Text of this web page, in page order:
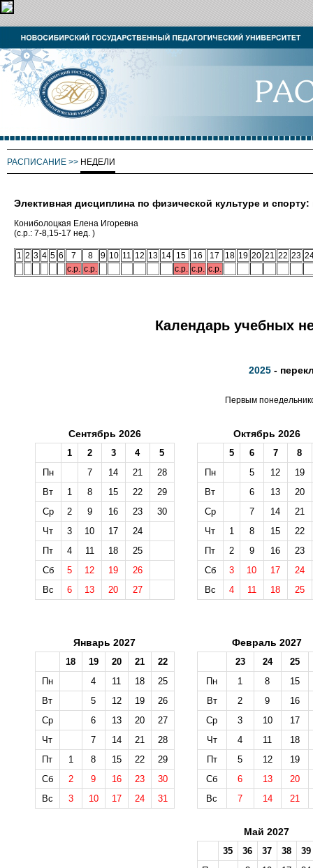
РАСПИСАНИЕ >> НЕДЕЛИ
Элективная дисциплина по физической культуре и
Кониболоцкая Елена Игоревна
(с.р.: 7-8,15-17 нед. )
1 2 3 4 5 6 7 8 9 10 11 12 13 14 15 16 17 18 19 20 21 22 23
с.р. с.р. с.р. с.р. с.р.
Календарь учебных
2025 -
Первым
Сентябрь 2026
1 2 3 4
5
Пн
7 14 21
28
Вт
1 8 15 22
29
Ср
2 9 16 23
30
Чт
3 10 17
24
Пт
4 11 18
25
Сб
5 12 19
26
Вс
6 13 20 27
Октябрь 2026
5 6 7
8
Пн
5 12
19
Вт
6 13
20
Ср
7 14
21
Чт
1 8 15
22
Пт
2 9 16
23
Сб
3 10 17
24
Вс
4 11 18 25
Январь 2027
18 19 20 21
22
Пн
4 11 18
25
Вт
5 12 19
26
Ср
6 13 20
27
Чт
7 14 21
28
Пт
1 8 15 22
29
Сб
2 9 16 23
30
Вс
3 10 17 24 31
Февраль 2027
23 24
25
Пн
1 8
15
Вт
2 9
16
Ср
3 10
17
Чт
4 11
18
Пт
5 12
19
Сб
6 13
20
Вс
7 14 21
Май 2027
35 36 37 38
39